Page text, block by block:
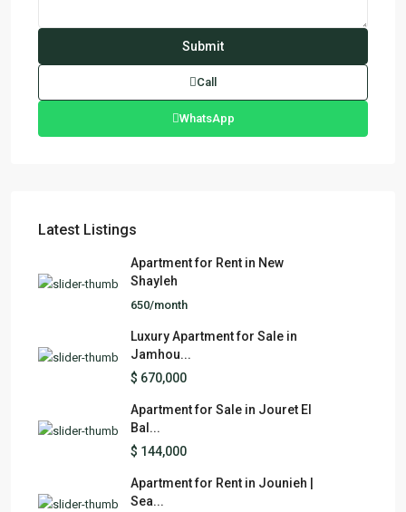
Call
WhatsApp
Latest Listings
Apartment for Rent in New
Shayleh
650/month
Luxury Apartment for Sale in
Jamhou...
$ 670,000
Apartment for Sale in Jouret El
Bal...
$ 144,000
Apartment for Rent in Jounieh |
Sea...